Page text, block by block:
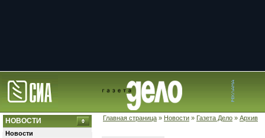
Главная страница » Новости » Газета Дело » Архив
НОВОСТИ
Новости